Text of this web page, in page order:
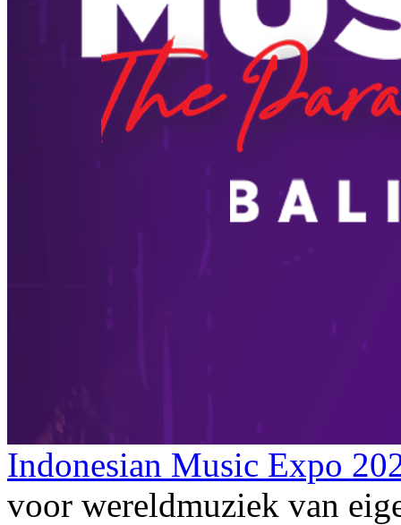
Indonesian Music Expo
voor wereldmuziek van